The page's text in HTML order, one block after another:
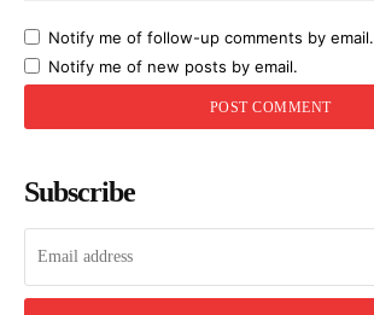
Notify me of follow-up comments by email.
Notify me of new posts by email.
Subscribe